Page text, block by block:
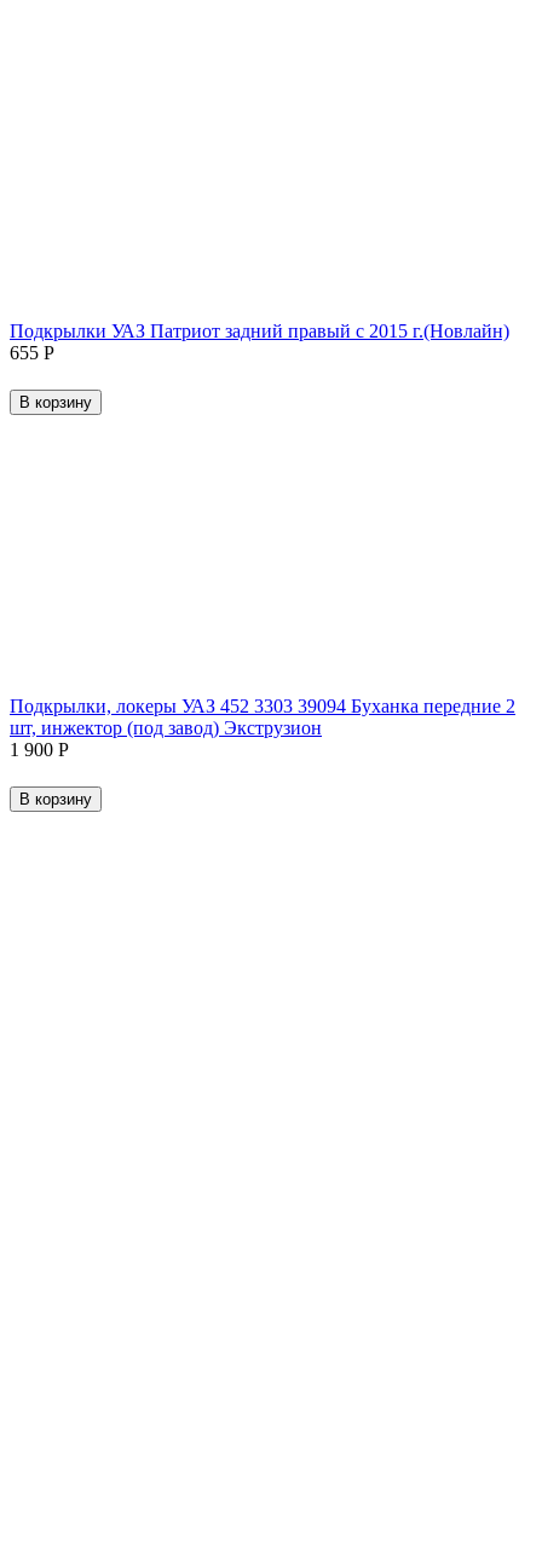
Подкрылки УАЗ Патриот задний правый с 2015 г.(Новлайн)
‍655‍ Р
В корзину
Подкрылки, локеры УАЗ 452 3303 39094 Буханка передние 2
шт, инжектор (под завод) Экструзион
1 900 Р
В корзину